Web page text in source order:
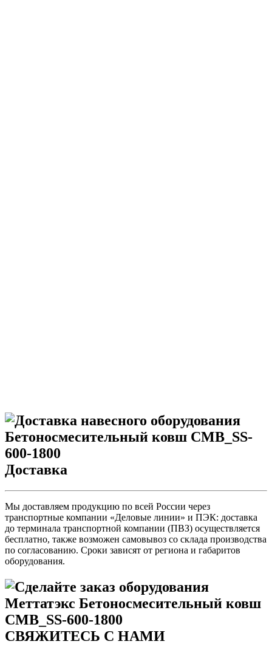
Доставка
Мы доставляем продукцию по всей России через
транспортные компании «Деловые линии» и ПЭК: доставка
до терминала транспортной компании (ПВЗ) осуществляется
бесплатно, также возможен самовывоз со склада производства
по согласованию. Сроки зависят от региона и габаритов
оборудования.
СВЯЖИТЕСЬ С НАМИ